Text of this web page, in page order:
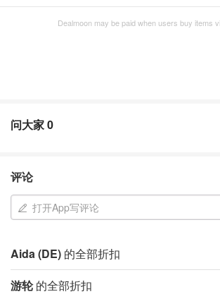
Dealmoon may be paid when users buy items
问大家0
评论
打开App写评论
Aida (DE) 的全部折扣
游轮的全部折扣